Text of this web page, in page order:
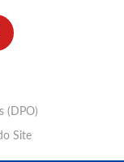
(DPO)
Site